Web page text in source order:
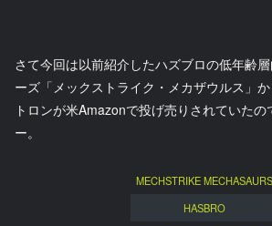
さて今回は以前紹介したハズブロの低年齢
ーズ「メックストライク・メカザウルス」
トロンが米Amazonで投げ売りされていたの
ー。
MECHSTRIKE MECHASAURS
HASBRO